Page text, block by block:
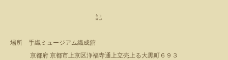
記
場所 手織ミュージアム織成舘
京都府 京都市上京区浄福寺通上立売上る大黒町６９３